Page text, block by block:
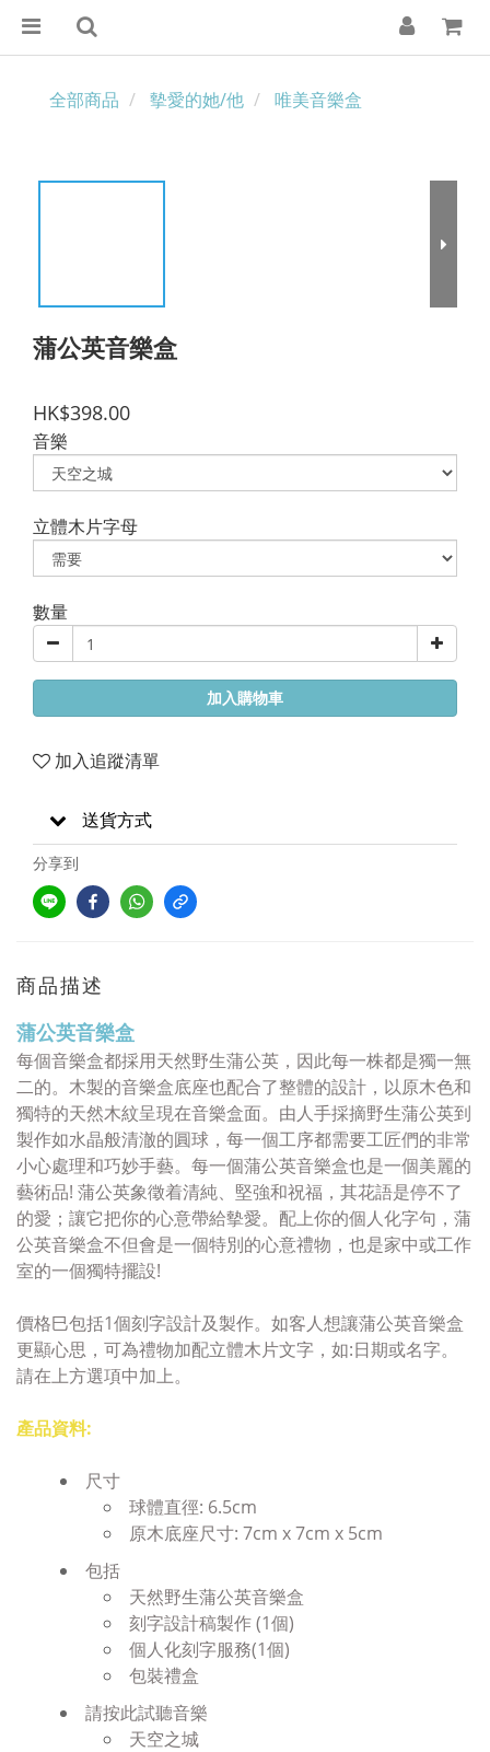
全部商品 摰愛的她/他 唯美音樂盒
蒲公英音樂盒
HK$398.00
音樂
立體木片字母
數量
加入購物車
加入追蹤清單
送貨方式
分享到
商品描述
蒲公英音樂盒
每個音樂盒都採用天然野生蒲公英，因此每一株都是獨一無
二的。木製的音樂盒底座也配合了整體的設計，以原木色和
獨特的天然木紋呈現在音樂盒面。由人手採摘野生蒲公英到
製作如水晶般清澈的圓球，每一個工序都需要工匠們的非常
小心處理和巧妙手藝。每一個蒲公英音樂盒也是一個美麗的
藝術品! 蒲公英象徵着清純、堅強和祝福，其花語是停不了
的愛；讓它把你的心意帶給摰愛。配上你的個人化字句，蒲
公英音樂盒不但會是一個特別的心意禮物，也是家中或工作
室的一個獨特擺設!
價格巳包括1個刻字設計及製作。如客人想讓蒲公英音樂盒
更顯心思，可為禮物加配立體木片文字，如:日期或名字。
請在上方選項中加上。
產品資料:
尺寸
球體直徑: 6.5cm
原木底座尺寸: 7cm x 7cm x 5cm
包括
天然野生蒲公英音樂盒
刻字設計稿製作 (1個)
個人化刻字服務(1個)
包裝禮盒
請按此試聽音樂
天空之城